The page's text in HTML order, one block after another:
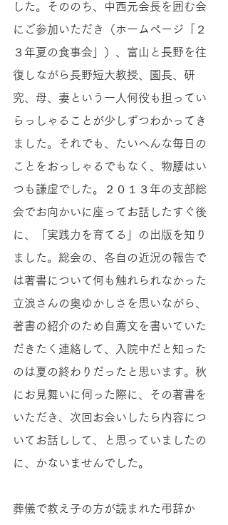
した。そののち、中西元会長を囲む会
にご参加いただき（ホームページ「２
３年夏の食事会」）、富山と長野を往
復しながら長野短大教授、園長、研
究、母、妻という一人何役も担ってい
らっしゃることが少しずつわかってき
ました。それでも、たいへんな毎日の
ことをおっしゃるでもなく、物腰はい
つも謙虚でした。２０１３年の支部総
会でお向かいに座ってお話したすぐ後
に、「実践力を育てる」の出版を知り
ました。総会の、各自の近況の報告で
は著書について何も触れられなかった
立浪さんの奥ゆかしさを思いながら、
著書の紹介のため自薦文を書いていた
だきたく連絡して、入院中だと知った
のは夏の終わりだったと思います。秋
にお見舞いに伺った際に、その著書を
いただき、次回お会いしたら内容につ
いてお話しして、と思っていましたの
に、かないませんでした。
葬儀で教え子の方が読まれた弔辞か